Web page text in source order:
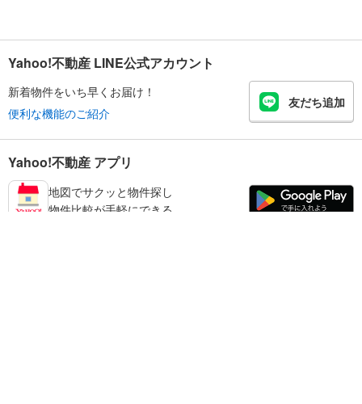
Yahoo!不動産 LINE公式アカウント
新着物件をいち早くお届け！
便利な機能のご紹介
友だち追加
Yahoo!不動産 アプリ
地図でサクッと物件探し
物件比較が手軽にできる